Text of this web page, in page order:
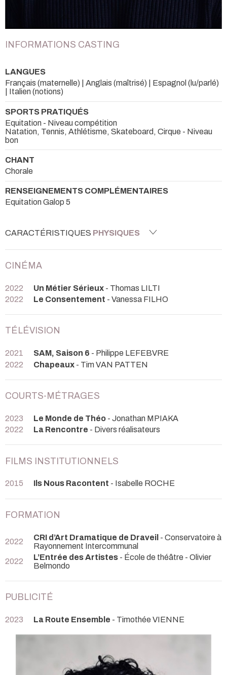
INFORMATIONS CASTING
LANGUES
Français (maternelle) | Anglais (maîtrisé) | Espagnol (lu/parlé)
| Italien (notions)
SPORTS PRATIQUÉS
Equitation - Niveau compétition
Natation, Tennis, Athlétisme, Skateboard, Cirque - Niveau
bon
CHANT
Chorale
RENSEIGNEMENTS COMPLÉMENTAIRES
Equitation Galop 5
CARACTÉRISTIQUES PHYSIQUES
CINÉMA
2022 Un Métier Sérieux - Thomas LILTI
2022
Le Consentement - Vanessa FILHO
TÉLÉVISION
2021 SAM, Saison 6 - Philippe LEFEBVRE
2022
Chapeaux - Tim VAN PATTEN
COURTS-MÉTRAGES
2023 Le Monde de Théo - Jonathan MPIAKA
2022
La Rencontre - Divers réalisateurs
FILMS INSTITUTIONNELS
2015 Ils Nous Racontent - Isabelle ROCHE
FORMATION
2022 CRI d’Art Dramatique de Draveil - Conservatoire à
Rayonnement Intercommunal
2022
L’Entrée des Artistes - École de théâtre - Olivier
Belmondo
PUBLICITÉ
2023 La Route Ensemble - Timothée VIENNE